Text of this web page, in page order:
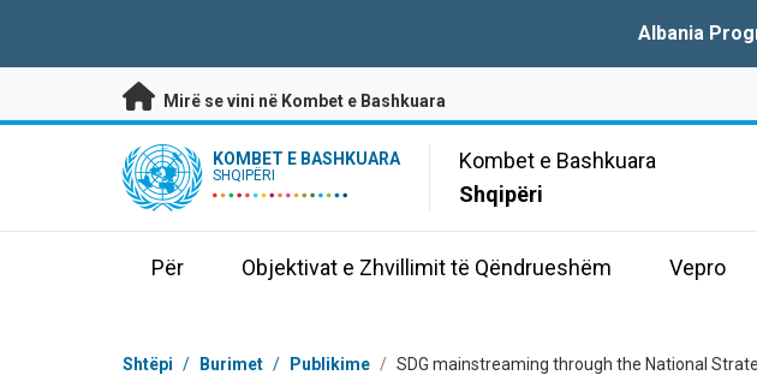
Albania
Mirë se vini në Kombet e Bashkuara
UN Logo KOMBET E BASHKUARA
SHQIPËRI
Kombet e Bashkuara
Shqipëri
Për Objektivat e Zhvillimit të Qëndrueshëm Vepro
Breadcrumb
Shtëpi / Burimet / Publikime / SDG mainstreaming through the National